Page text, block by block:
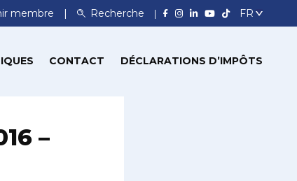
membre Recherche
CONTACT DÉCLARATIONS D’IMPÔTS
–